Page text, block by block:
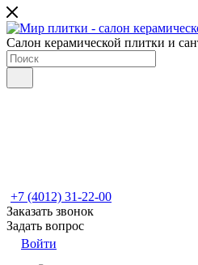
Салон керамической плитки и
+7 (4012) 31-22-00
Заказать звонок
Задать вопрос
Войти